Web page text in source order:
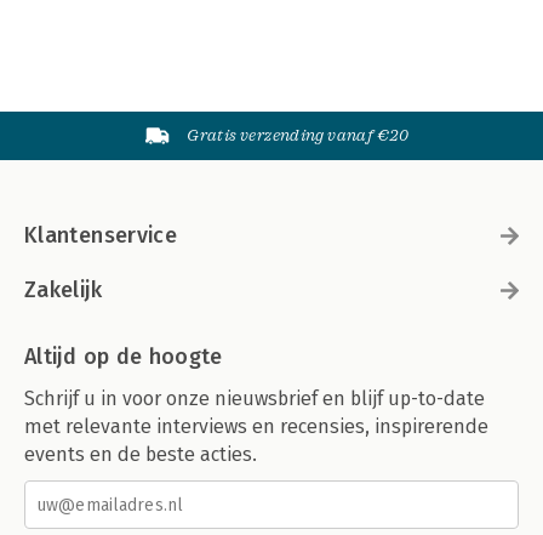
Gratis verzending vanaf €20
Klantenservice
Zakelijk
Altijd op de hoogte
Schrijf u in voor onze nieuwsbrief en blijf up-to-date
met relevante interviews en recensies, inspirerende
events en de beste acties.